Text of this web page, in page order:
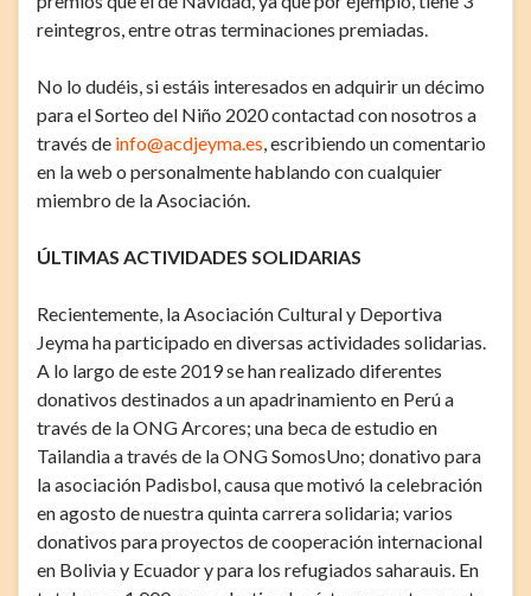
reintegros, entre otras terminaciones premiadas.
No lo dudéis, si estáis interesados en adquirir un décimo
para el Sorteo del Niño 2020 contactad con nosotros a
través de info@acdjeyma.es , escribiendo un comentario
en la web o personalmente hablando con cualquier
miembro de la Asociación.
ÚLTIMAS ACTIVIDADES SOLIDARIAS
Recientemente, la Asociación Cultural y Deportiva
Jeyma ha participado en diversas actividades solidarias.
A lo largo de este 2019 se han realizado diferentes
donativos destinados a un apadrinamiento en Perú a
través de la ONG Arcores; una beca de estudio en
Tailandia a través de la ONG SomosUno; donativo para
la asociación Padisbol, causa que motivó la celebración
en agosto de nuestra quinta carrera solidaria; varios
donativos para proyectos de cooperación internacional
en Bolivia y Ecuador y para los refugiados saharauis. En